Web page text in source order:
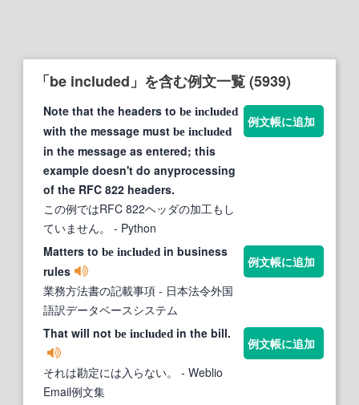
「be included」を含む例文一覧 (5939)
Note that the headers to be included
with the message must be included
in the message as entered; this
example doesn't do anyprocessing
of the RFC 822 headers.
この例ではRFC 822ヘッダの加工もし
ていません。
- Python
例文帳に追加
Matters to be included in business
rules
業務方法書の記載事項 - 日本法令外国
語訳データベースシステム
例文帳に追加
That will not be included in the bill.
それは勘定には入らない。
- Weblio
Email例文集
例文帳に追加